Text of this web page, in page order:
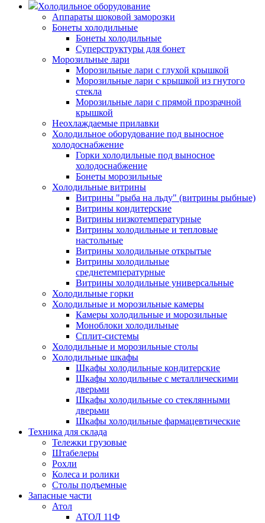
Холодильное оборудование
Аппараты шоковой заморозки
Бонеты холодильные
Бонеты холодильные
Суперструктуры для бонет
Морозильные лари
Морозильные лари с глухой крышкой
Морозильные лари с крышкой из гнутого
стекла
Морозильные лари с прямой прозрачной
крышкой
Неохлаждаемые прилавки
Холодильное оборудование под выносное
холодоснабжение
Горки холодильные под выносное
холодоснабжение
Бонеты морозильные
Холодильные витрины
Витрины "рыба на льду" (витрины рыбные)
Витрины кондитерские
Витрины низкотемпературные
Витрины холодильные и тепловые
настольные
Витрины холодильные открытые
Витрины холодильные
среднетемпературные
Витрины холодильные универсальные
Холодильные горки
Холодильные и морозильные камеры
Камеры холодильные и морозильные
Моноблоки холодильные
Сплит-системы
Холодильные и морозильные столы
Холодильные шкафы
Шкафы холодильные кондитерские
Шкафы холодильные с металлическими
дверьми
Шкафы холодильные со стеклянными
дверьми
Шкафы холодильные фармацевтические
Техника для склада
Тележки грузовые
Штабелеры
Рохли
Колеса и ролики
Столы подъемные
Запасные части
Атол
АТОЛ 11Ф